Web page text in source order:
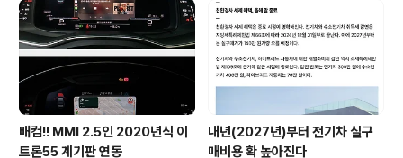
배컴!! MMI 2.5인 2020년식 이
트론55 계기판 연동
내년(2027년)부터 전기차 실구
매비용 확 높아진다